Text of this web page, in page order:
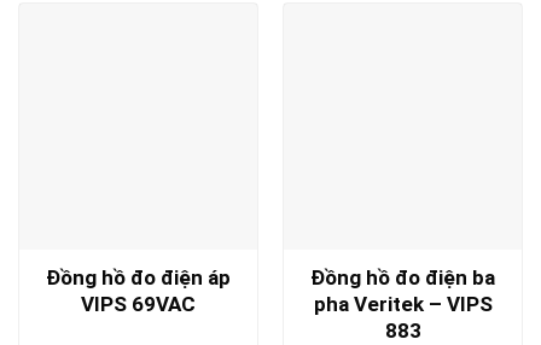
Đồng hồ đo điện áp
VIPS 69VAC
Đồng hồ đo điện ba
pha Veritek – VIPS
883